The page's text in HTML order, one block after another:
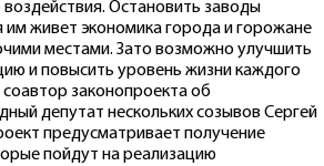
воздействия. Остановить заводы
им живет экономика города и горожане
местами. Зато возможно улучшить
и повысить уровень жизни каждого
законопроекта об
депутат нескольких созывов Сергей
предусматривает получение
пойдут на реализацию